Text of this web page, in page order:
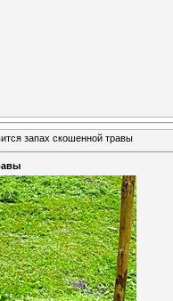
запах скошенной травы